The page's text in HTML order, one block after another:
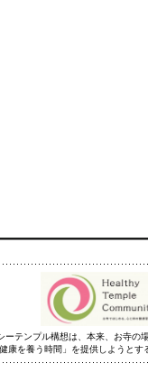
ーテンプル構想は、本来、お寺の
康を養う時間」を提供しようとす